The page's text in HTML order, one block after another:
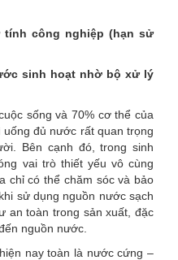
công nghiệp (hạn sử
sinh hoạt nhờ bộ xử lý
sống và 70% cơ thể của
đủ nước rất quan trọng
Bên cạnh đó, trong sinh
vai trò thiết yếu vô cùng
chỉ có thể chăm sóc và bảo
sử dụng nguồn nước sạch
an toàn trong sản xuất, đặc
nguồn nước.
nay toàn là nước cứng –